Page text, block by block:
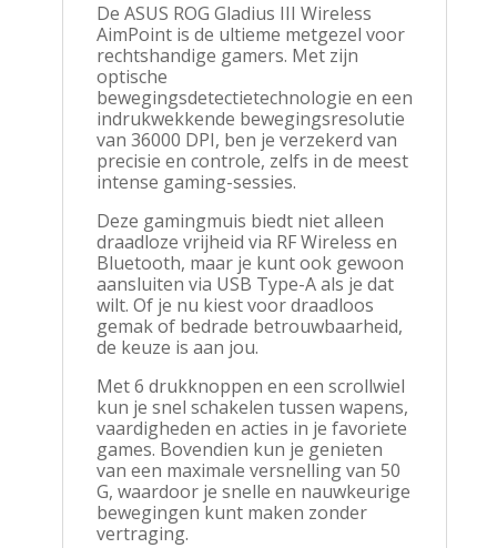
De ASUS ROG Gladius III Wireless
AimPoint is de ultieme metgezel voor
rechtshandige gamers. Met zijn
optische
bewegingsdetectietechnologie en een
indrukwekkende bewegingsresolutie
van 36000 DPI, ben je verzekerd van
precisie en controle, zelfs in de meest
intense gaming-sessies.
Deze gamingmuis biedt niet alleen
draadloze vrijheid via RF Wireless en
Bluetooth, maar je kunt ook gewoon
aansluiten via USB Type-A als je dat
wilt. Of je nu kiest voor draadloos
gemak of bedrade betrouwbaarheid,
de keuze is aan jou.
Met 6 drukknoppen en een scrollwiel
kun je snel schakelen tussen wapens,
vaardigheden en acties in je favoriete
games. Bovendien kun je genieten
van een maximale versnelling van 50
G, waardoor je snelle en nauwkeurige
bewegingen kunt maken zonder
vertraging.